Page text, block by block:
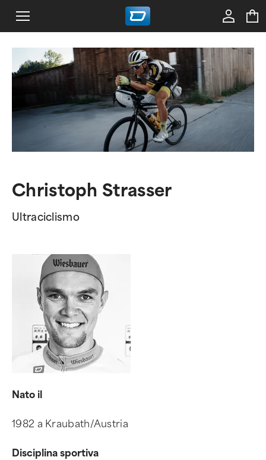
Christoph Strasser
Ultraciclismo
Nato il
1982 a Kraubath/Austria
Disciplina sportiva